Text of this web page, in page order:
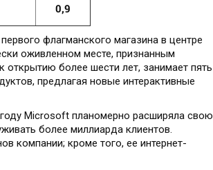
0,9
флагманского магазина в центре
оживленном месте, признанным
более шести лет, занимает пять
предлагая новые интерактивные
Microsoft планомерно расширяла свою
более миллиарда клиентов.
компании; кроме того, ее интернет-